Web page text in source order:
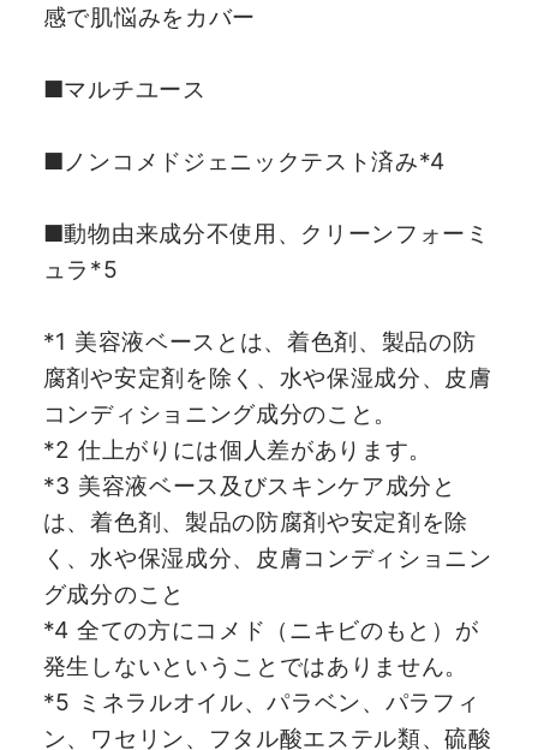
感で肌悩みをカバー
■マルチユース
■ノンコメドジェニックテスト済み*4
■動物由来成分不使用、クリーンフォーミ
ュラ*5
*1 美容液ベースとは、着色剤、製品の防
腐剤や安定剤を除く、水や保湿成分、皮膚
コンディショニング成分のこと。
*2 仕上がりには個人差があります。
*3 美容液ベース及びスキンケア成分と
は、着色剤、製品の防腐剤や安定剤を除
く、水や保湿成分、皮膚コンディショニン
グ成分のこと
*4 全ての方にコメド（ニキビのもと）が
発生しないということではありません。
*5 ミネラルオイル、パラベン、パラフィ
ン、ワセリン、フタル酸エステル類、硫酸